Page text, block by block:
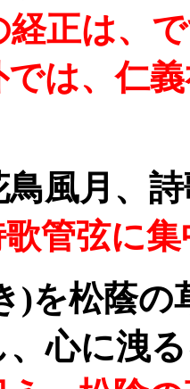
正は、
は、仁
鳥風月、
管弦に
)を松蔭の
心に洩